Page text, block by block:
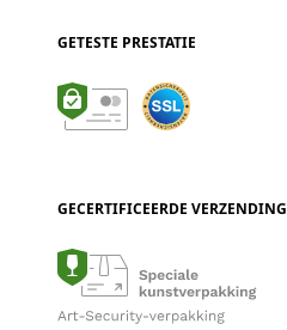
GETESTE PRESTATIE
GECERTIFICEERDE VERZENDING